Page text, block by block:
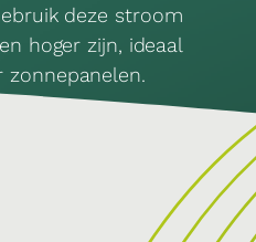
deze stroom
hoger zijn, ideaal